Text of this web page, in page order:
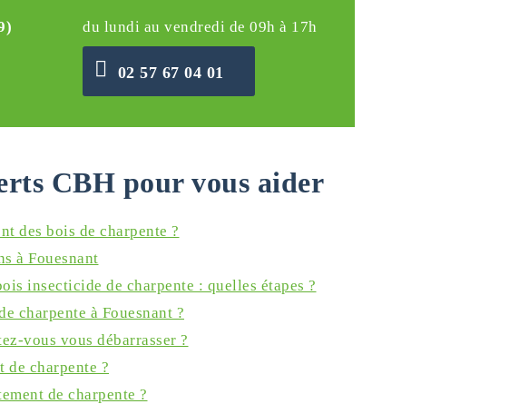
du lundi au vendredi de 09h à 17h
02 57 67 04 01
CBH pour vous aider
des bois de charpente ?
à Fouesnant
insecticide de charpente : quelles étapes ?
charpente à Fouesnant ?
vous vous débarrasser ?
de charpente ?
de charpente ?